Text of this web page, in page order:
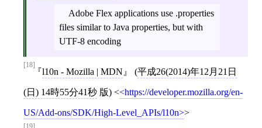
Adobe Flex applications use .properties
files similar to Java properties, but with
UTF-8 encoding
[18]
l10n - Mozilla | MDN (平成26(2014)年12月21日
(日) 14時55分41秒 版) < https://developer.mozilla.org/en-
US/Add-ons/SDK/High-Level_APIs/l10n >
[19]